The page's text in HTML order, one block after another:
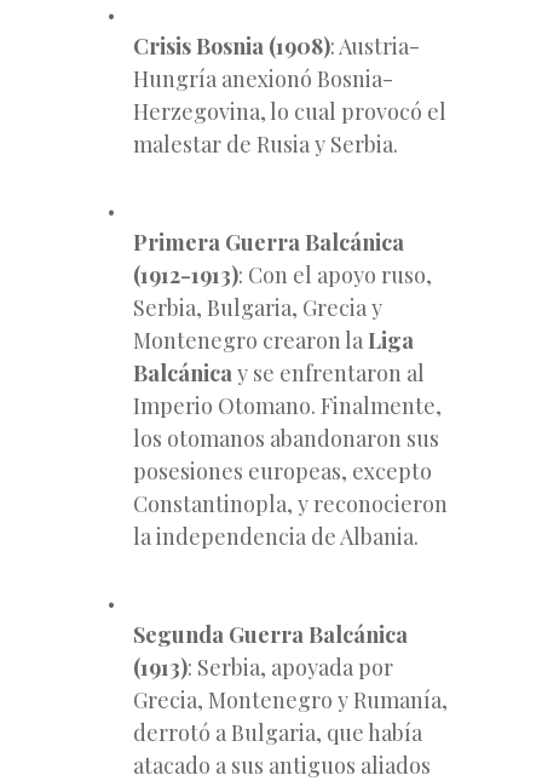
Crisis Bosnia (1908): Austria-
Hungría anexionó Bosnia-
Herzegovina, lo cual provocó el
malestar de Rusia y Serbia.
Primera Guerra Balcánica
(1912-1913): Con el apoyo ruso,
Serbia, Bulgaria, Grecia y
Montenegro crearon laLiga
Balcánicay se enfrentaron al
Imperio Otomano. Finalmente,
los otomanos abandonaron sus
posesiones europeas, excepto
Constantinopla, y reconocieron
la independencia de Albania.
Segunda Guerra Balcánica
(1913): Serbia, apoyada por
Grecia, Montenegro y Rumanía,
derrotó a Bulgaria, que había
atacado a sus antiguos aliados